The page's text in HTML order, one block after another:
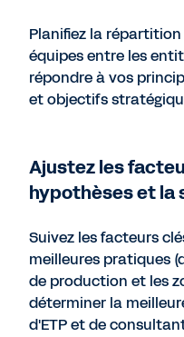
Planifiez la
équipes entre les
répondre à vos
et objectifs
Ajustez les
hypothèses et la
Suivez les facteurs
meilleures pratiques
de production et les
déterminer la
d'ETP et de